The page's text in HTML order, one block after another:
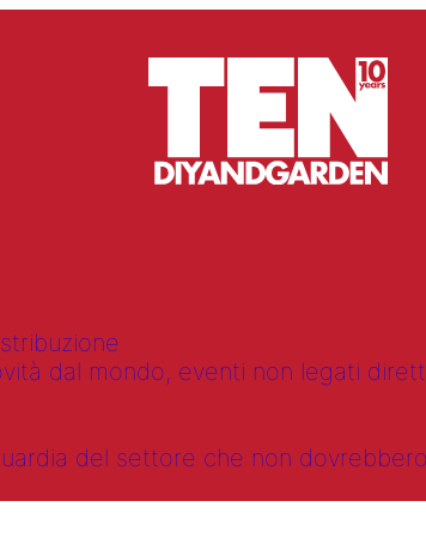
dal mondo, eventi non legati
del settore che non